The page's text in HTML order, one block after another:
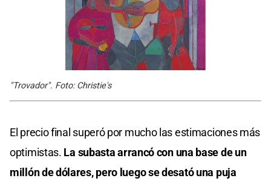
"Trovador". Foto: Christie's
El precio final superó por mucho las estimaciones más
optimistas. La subasta arrancó con una base de un
millón de dólares, pero luego se desató una puja